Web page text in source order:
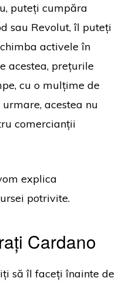
puteți cumpăra
sau Revolut, îl puteți
activele în
acestea, prețurile
cu o mulțime de
acestea nu
comercianții
explica
potrivite.
Cardano
să îl faceți înainte de